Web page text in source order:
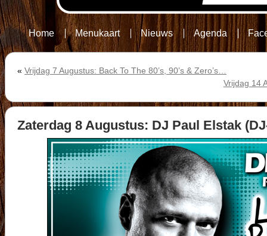
Home Menukaart Nieuws Agenda
« Vrijdag 7 Augustus: Back To The 80’s, 90’s & Zero’s…
Vrijdag 14
Zaterdag 8 Augustus: DJ Paul Elstak